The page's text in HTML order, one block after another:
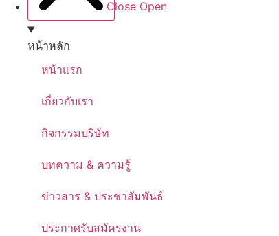
Close Open
หน้าหลัก
หน้าแรก
เกี่ยวกับเรา
กิจกรรมบริษัท
บทความ & ความรู้
ข่าวสาร & ประชาสัมพันธ์
ประกาศรับสมัครงาน